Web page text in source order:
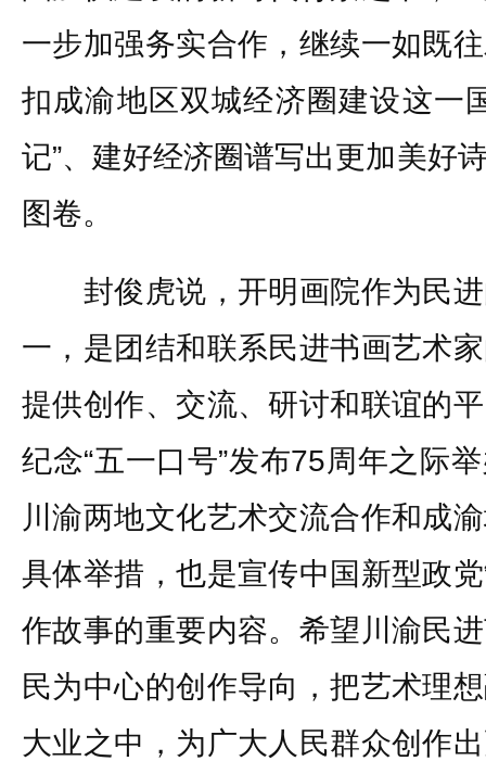
一步加强务实合作，继续一如既
扣成渝地区双城经济圈建设这一
记”、建好经济圈谱写出更加美好
图卷。
封俊虎说，开明画院作为民进
一，是团结和联系民进书画艺术
提供创作、交流、研讨和联谊的
纪念“五一口号”发布75周年之际
川渝两地文化艺术交流合作和成
具体举措，也是宣传中国新型政
作故事的重要内容。希望川渝民
民为中心的创作导向，把艺术理
大业之中，为广大人民群众创作